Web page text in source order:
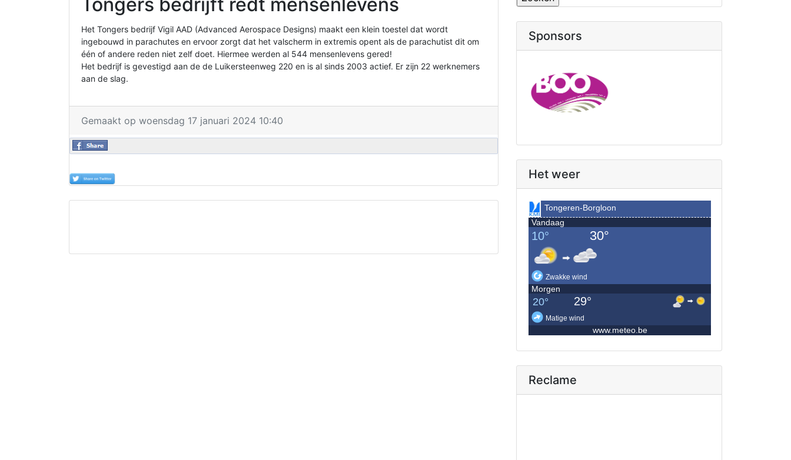
Het Tongers bedrijf Vigil AAD (Advanced Aerospace Designs) maakt een klein toestel dat wordt
ingebouwd in parachutes en ervoor zorgt dat het valscherm in extremis opent als de parachutist dit om
één of andere reden niet zelf doet. Hiermee werden al 544 mensenlevens gered!
Het bedrijf is gevestigd aan de de Luikersteenweg 220 en is al sinds 2003 actief. Er zijn 22 werknemers
aan de slag.
Gemaakt op woensdag 17 januari 2024 10:40
Sponsors
Het weer
Reclame